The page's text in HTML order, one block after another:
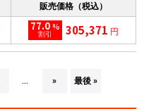
販売価格（税込）
77.0 %
割引 305,371 円
... » 最後 »